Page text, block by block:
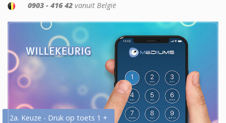
0903 - 416 42 vanuit België
2a. Keuze - Druk op toets 1 +